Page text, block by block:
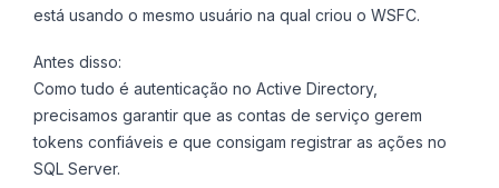
está usando o mesmo usuário na qual criou o WSFC.
Antes disso:
Como tudo é autenticação no Active Directory,
precisamos garantir que as contas de serviço gerem
tokens confiáveis e que consigam registrar as ações no
SQL Server.